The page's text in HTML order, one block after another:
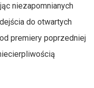
niezapomnianych
do otwartych
premiery poprzedniej